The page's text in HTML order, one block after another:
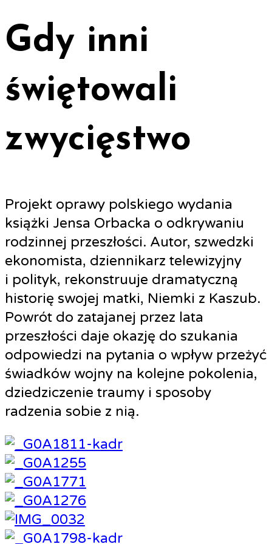
Gdy inni
świętowali
zwycięstwo
Projekt oprawy polskiego wydania
książki Jensa Orbacka o odkrywaniu
rodzinnej przeszłości. Autor, szwedzki
ekonomista, dziennikarz telewizyjny
i polityk, rekonstruuje dramatyczną
historię swojej matki, Niemki z Kaszub.
Powrót do zatajanej przez lata
przeszłości daje okazję do szukania
odpowiedzi na pytania o wpływ przeżyć
świadków wojny na kolejne pokolenia,
dziedziczenie traumy i sposoby
radzenia sobie z nią.